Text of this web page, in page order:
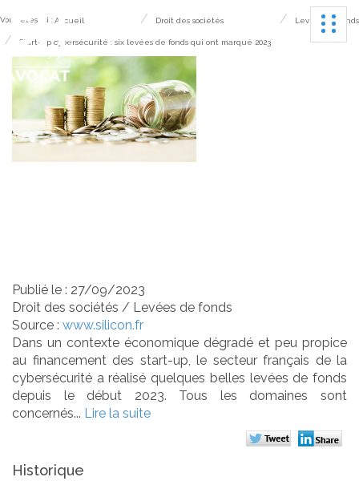
Vous êtes ici :Accueil Droit des sociétés Levées de fonds
Start-up cybersécurité : six levées de fonds qui ont marqué 2023
Publié le : 27/09/2023
Droit des sociétés / Levées de fonds
Source : www.silicon.fr
Dans un contexte économique dégradé et peu propice
au financement des start-up, le secteur français de la
cybersécurité a réalisé quelques belles levées de fonds
depuis le début 2023. Tous les domaines sont
concernés... Lire la suite
Historique